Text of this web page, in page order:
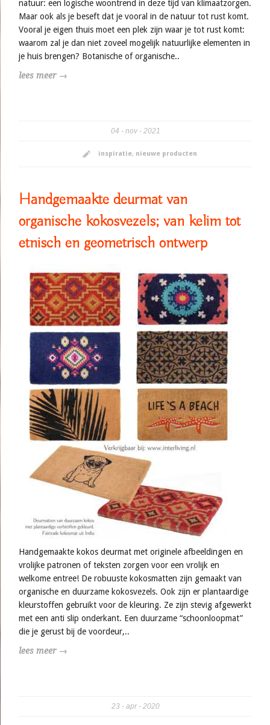
natuur: een logische woontrend in deze tijd van klimaatzorgen.
Maar ook als je beseft dat je vooral in de natuur tot rust komt.
Vooral je eigen thuis moet een plek zijn waar je tot rust komt:
waarom zal je dan niet zoveel mogelijk natuurlijke elementen in
je huis brengen? Botanische of organische..
lees meer →
04 nov 2021
inspiratie, nieuwe producten
Handgemaakte deurmat van
organische kokosvezels; van kelim tot
etnisch en geometrisch ontwerp
Handgemaakte kokos deurmat met originele afbeeldingen en
vrolijke patronen of teksten zorgen voor een vrolijk en
welkome entree! De robuuste kokosmatten zijn gemaakt van
organische en duurzame kokosvezels. Ook zijn er plantaardige
kleurstoffen gebruikt voor de kleuring. Ze zijn stevig afgewerkt
met een anti slip onderkant. Een duurzame “schoonloopmat”
die je gerust bij de voordeur,..
lees meer →
23 apr 2020